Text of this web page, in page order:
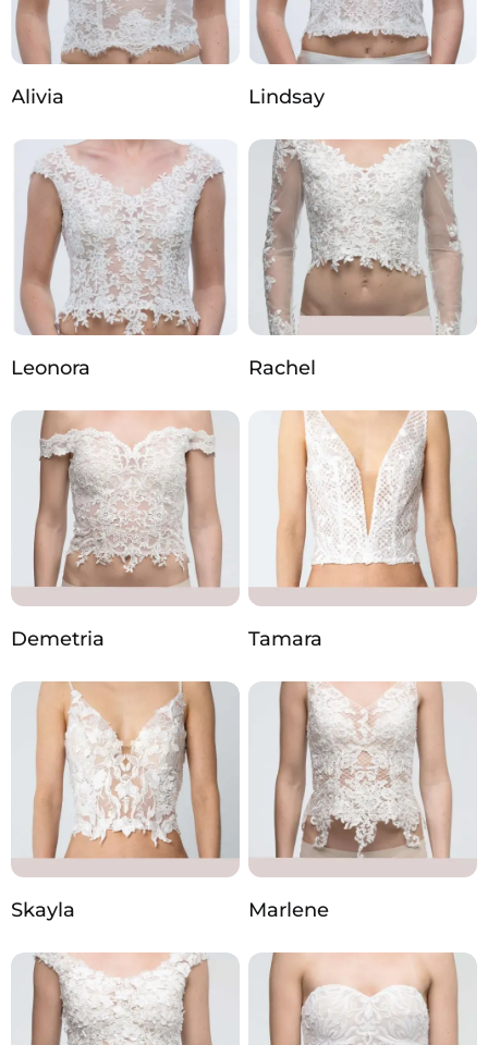
Alivia Lindsay
Leonora Rachel
Demetria Tamara
Skayla Marlene